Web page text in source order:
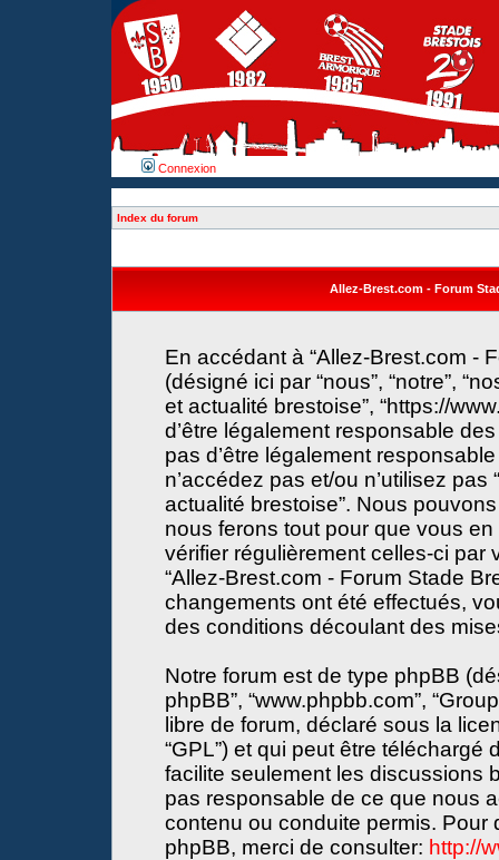
Connexion
Index du forum
Allez-Brest.com - Forum
En accédant à “Allez-Brest.com -
(désigné ici par “nous”, “notre”,
et actualité brestoise”, “https://
d’être légalement responsable
pas d’être légalement
n’accédez pas et/ou n’utilisez
actualité brestoise”. Nous
nous ferons tout pour que vous
vérifier régulièrement celles-ci par
“Allez-Brest.com - Forum Stade
changements ont été effectués,
des conditions découlant des
Notre forum est de type phpBB
phpBB”, “www.phpbb.com”,
libre de forum, déclaré sous la
“GPL”) et qui peut être téléchargé
facilite seulement les discussions
pas responsable de ce que nous
contenu ou conduite permis. Pour
phpBB, merci de consulter: http://